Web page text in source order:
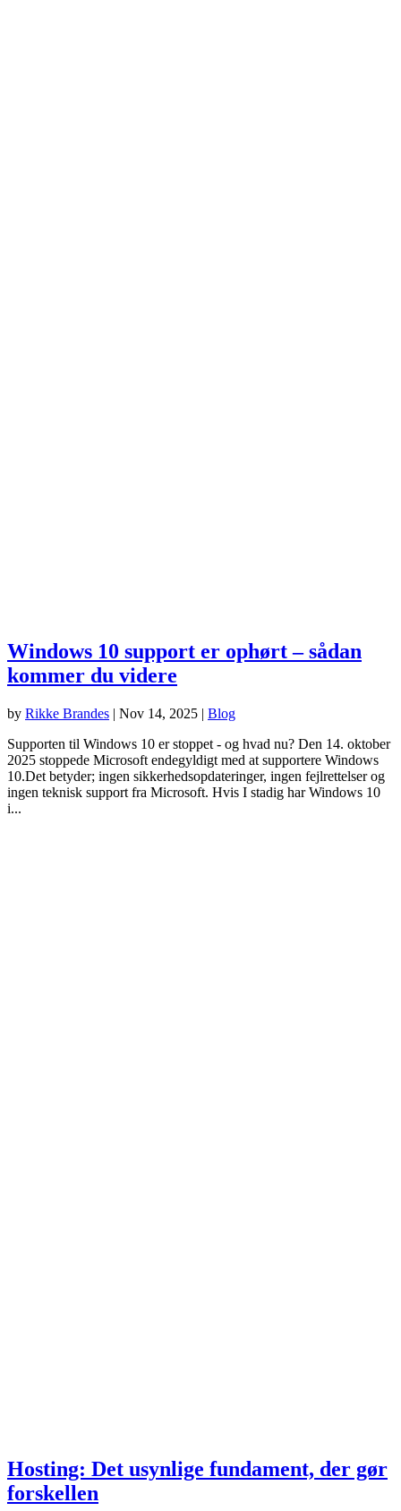
Windows 10 support er ophørt – sådan
kommer du videre
by Rikke Brandes | Nov 14, 2025 | Blog
Supporten til Windows 10 er stoppet - og hvad nu? Den 14. oktober
2025 stoppede Microsoft endegyldigt med at supportere Windows
10.Det betyder; ingen sikkerhedsopdateringer, ingen fejlrettelser og
ingen teknisk support fra Microsoft. Hvis I stadig har Windows 10
i...
Hosting: Det usynlige fundament, der gør
forskellen